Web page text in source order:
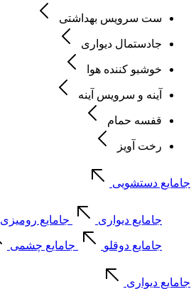
ست سرویس بهداشتی
جادستمال دیواری
خوشبو کننده هوا
آینه و سرویس آینه
قفسه حمام
رخت آویز
جامایع دستشویی
جامایع دیواری جامایع رومیزی
جامایع دوقلو جامایع چشمی
جامایع دیواری